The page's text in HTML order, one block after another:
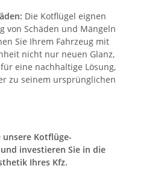
Die Kotflügel eignen
von Schäden und Mängeln
Sie Ihrem Fahrzeug mit
nicht nur neuen Glanz,
eine nachhaltige Lösung,
zu seinem ursprünglichen
unsere Kotflüge-
investieren Sie in die
Ihres Kfz.